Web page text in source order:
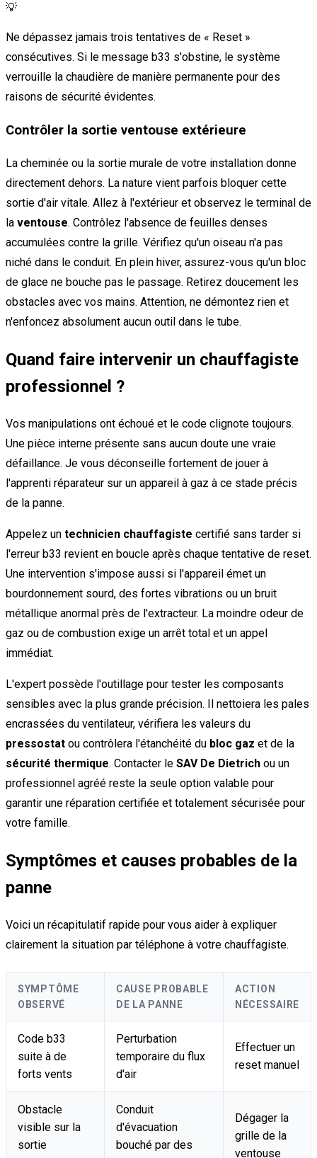
💡
Ne dépassez jamais trois tentatives de « Reset »
consécutives. Si le message b33 s'obstine, le système
verrouille la chaudière de manière permanente pour des
raisons de sécurité évidentes.
Contrôler la sortie ventouse extérieure
La cheminée ou la sortie murale de votre installation donne
directement dehors. La nature vient parfois bloquer cette
sortie d'air vitale. Allez à l'extérieur et observez le terminal de
la ventouse. Contrôlez l'absence de feuilles denses
accumulées contre la grille. Vérifiez qu'un oiseau n'a pas
niché dans le conduit. En plein hiver, assurez-vous qu'un bloc
de glace ne bouche pas le passage. Retirez doucement les
obstacles avec vos mains. Attention, ne démontez rien et
n'enfoncez absolument aucun outil dans le tube.
Quand faire intervenir un chauffagiste
professionnel ?
Vos manipulations ont échoué et le code clignote toujours.
Une pièce interne présente sans aucun doute une vraie
défaillance. Je vous déconseille fortement de jouer à
l'apprenti réparateur sur un appareil à gaz à ce stade précis
de la panne.
Appelez un technicien chauffagiste certifié sans tarder si
l'erreur b33 revient en boucle après chaque tentative de reset.
Une intervention s'impose aussi si l'appareil émet un
bourdonnement sourd, des fortes vibrations ou un bruit
métallique anormal près de l'extracteur. La moindre odeur de
gaz ou de combustion exige un arrêt total et un appel
immédiat.
L'expert possède l'outillage pour tester les composants
sensibles avec la plus grande précision. Il nettoiera les pales
encrassées du ventilateur, vérifiera les valeurs du
pressostat ou contrôlera l'étanchéité du bloc gaz et de la
sécurité thermique. Contacter le SAV De Dietrich ou un
professionnel agréé reste la seule option valable pour
garantir une réparation certifiée et totalement sécurisée pour
votre famille.
Symptômes et causes probables de la
panne
Voici un récapitulatif rapide pour vous aider à expliquer
clairement la situation par téléphone à votre chauffagiste.
SYMPTÔME
OBSERVÉ
CAUSE PROBABLE
DE LA PANNE
ACTION
NÉCESSAIRE
Code b33
suite à de
forts vents
Perturbation
temporaire du flux
d'air
Effectuer un
reset manuel
Obstacle
visible sur la
sortie
Conduit
d'évacuation
bouché par des
Dégager la
grille de la
ventouse